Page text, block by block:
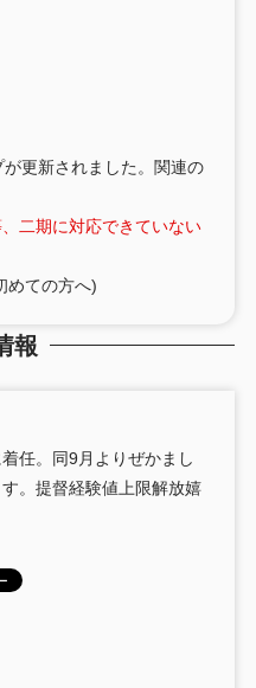
更新されました。関連の
二期に対応できていない
めての方へ)
報
任。同9月よりぜかまし
。提督経験値上限解放嬉